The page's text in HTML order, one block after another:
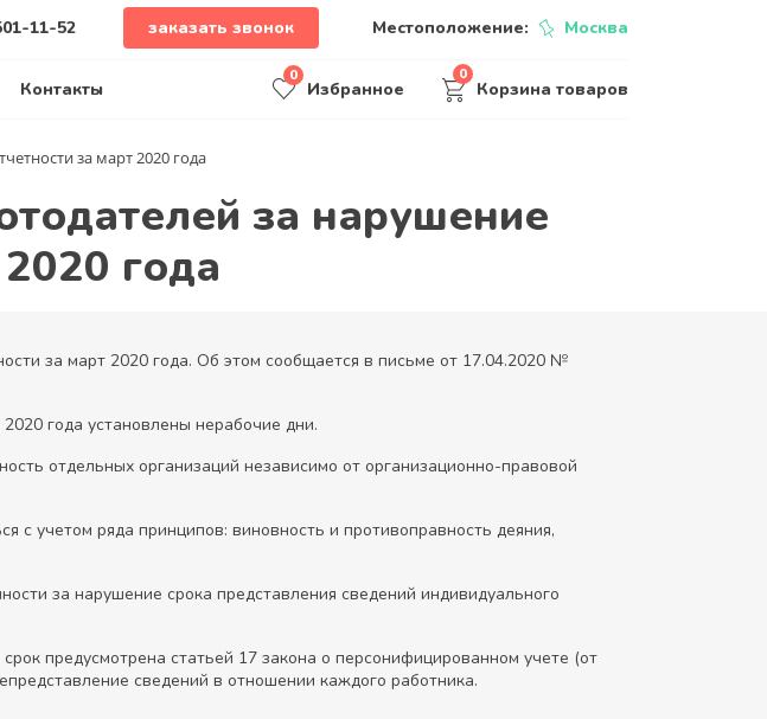
11-52 заказать звонок Местоположение: Москва
Контакты Избранное
0
Корзина товаров
0
за март 2020 года
за нарушение
года
за март 2020 года. Об этом сообщается в письме от 17.04.2020 №
года установлены нерабочие дни.
отдельных организаций независимо от организационно-правовой
с учетом ряда принципов: виновность и противоправность деяния,
за нарушение срока представления сведений индивидуального
предусмотрена статьей 17 закона о персонифицированном учете (от
сведений в отношении каждого работника.